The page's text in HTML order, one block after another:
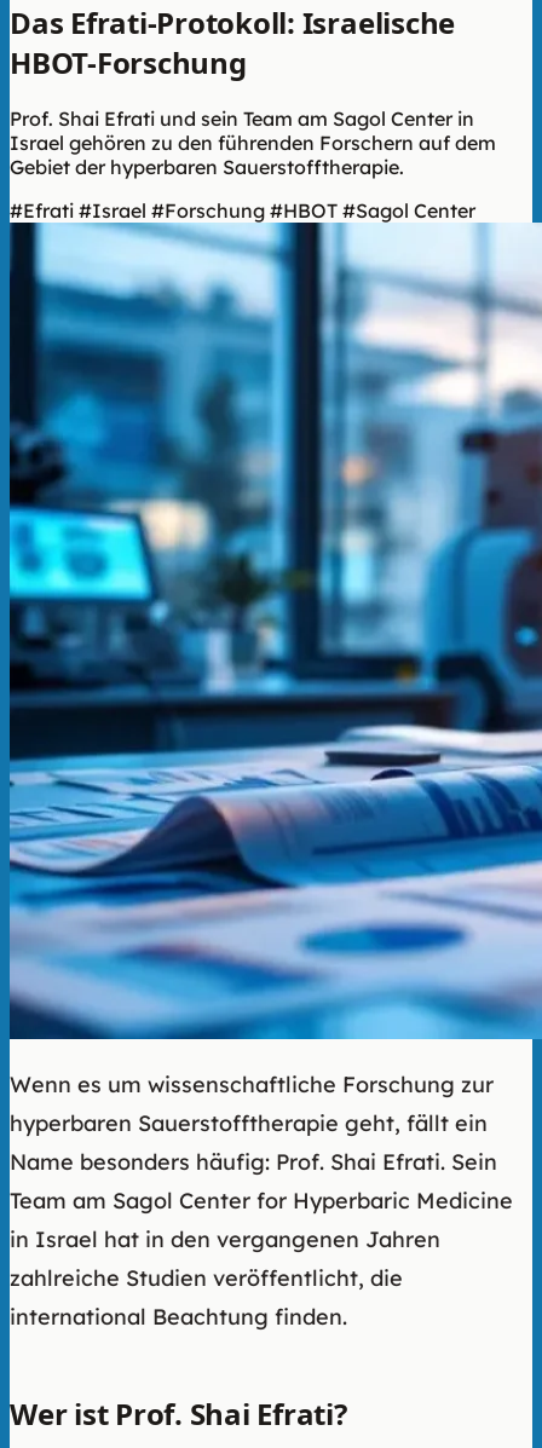
Das Efrati-Protokoll: Israelische
HBOT-Forschung
Prof. Shai Efrati und sein Team am Sagol Center in
Israel gehören zu den führenden Forschern auf dem
Gebiet der hyperbaren Sauerstofftherapie.
#Efrati #Israel #Forschung #HBOT #Sagol Center
Wenn es um wissenschaftliche Forschung zur
hyperbaren Sauerstofftherapie geht, fällt ein
Name besonders häufig: Prof. Shai Efrati. Sein
Team am Sagol Center for Hyperbaric Medicine
in Israel hat in den vergangenen Jahren
zahlreiche Studien veröffentlicht, die
international Beachtung finden.
Wer ist Prof. Shai Efrati?